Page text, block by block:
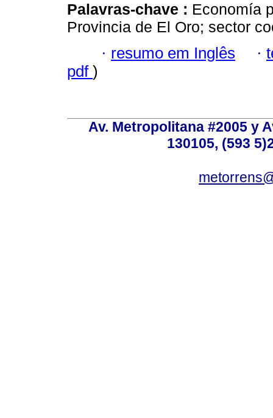
Palavras-chave : Economía
Provincia de El Oro; sector
· resumo em Inglês ·
pdf )
Av. Metropolitana #2005 y
130105, (593